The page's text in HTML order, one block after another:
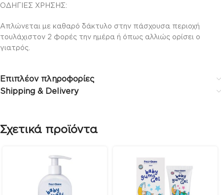
ΟΔΗΓΙΕΣ ΧΡΗΣΗΣ:
Απλώνεται με καθαρό δάκτυλο στην πάσχουσα περιοχή
τουλάχιστον 2 φορές την ημέρα ή όπως αλλιώς ορίσει ο
γιατρός.
Επιπλέον πληροφορίες
Shipping & Delivery
Σχετικά προϊόντα